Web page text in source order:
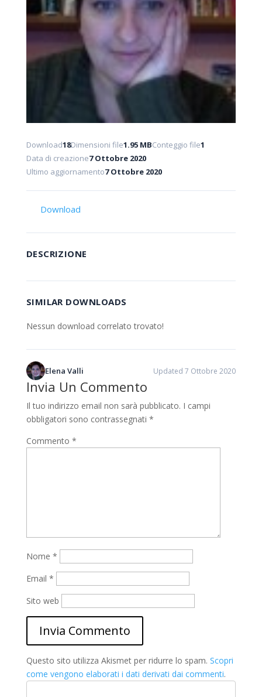
Download18Dimensioni file1.95 MBConteggio file1
Data di creazione7 Ottobre 2020
Ultimo aggiornamento7 Ottobre 2020
Download
DESCRIZIONE
SIMILAR DOWNLOADS
Nessun download correlato trovato!
Elena Valli Updated 7 Ottobre 2020
Invia Un Commento
Il tuo indirizzo email non sarà pubblicato. I campi
obbligatori sono contrassegnati *
Commento *
Nome *
Email *
Sito web
Questo sito utilizza Akismet per ridurre lo spam. Scopri
come vengono elaborati i dati derivati dai commenti.